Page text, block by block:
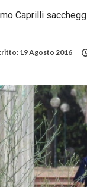
Caprilli
19 Agosto 2016